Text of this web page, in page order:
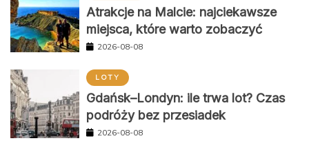
Atrakcje na Malcie: najciekawsze
miejsca, które warto zobaczyć
2026-08-08
LOTY
Gdańsk–Londyn: ile trwa lot? Czas
podróży bez przesiadek
2026-08-08